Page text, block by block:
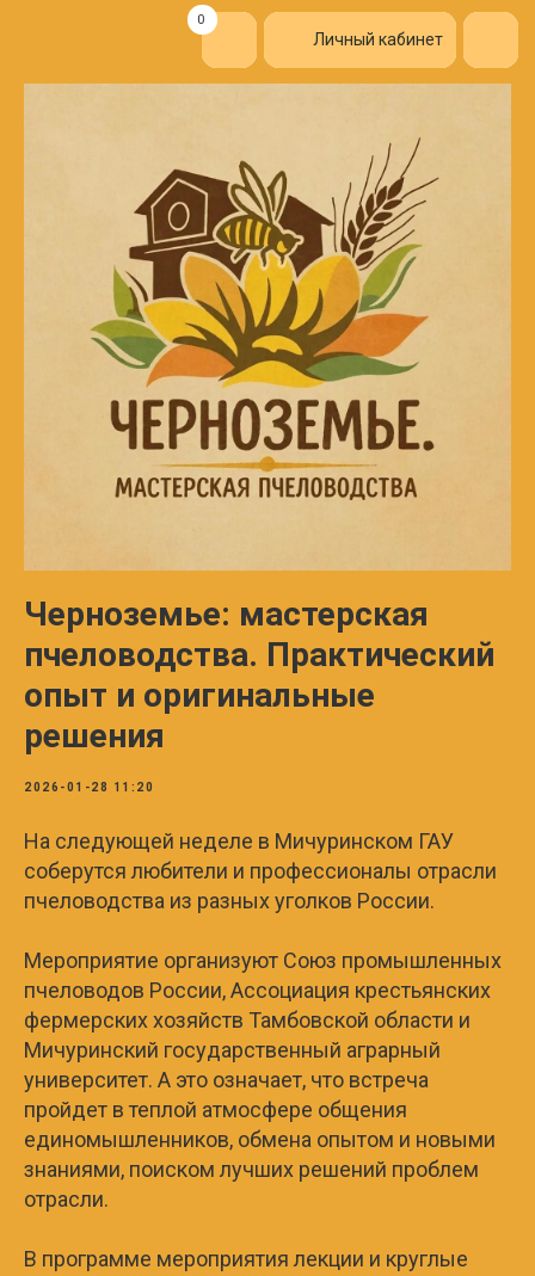
Личный кабинет
Черноземье: мастерская
пчеловодства. Практический
опыт и оригинальные
решения
2026-01-28 11:20
На следующей неделе в Мичуринском ГАУ
соберутся любители и профессионалы отрасли
пчеловодства из разных уголков России.
Мероприятие организуют Союз промышленных
пчеловодов России, Ассоциация крестьянских
фермерских хозяйств Тамбовской области и
Мичуринский государственный аграрный
университет. А это означает, что встреча
пройдет в теплой атмосфере общения
единомышленников, обмена опытом и новыми
знаниями, поиском лучших решений проблем
отрасли.
В программе мероприятия лекции и круглые